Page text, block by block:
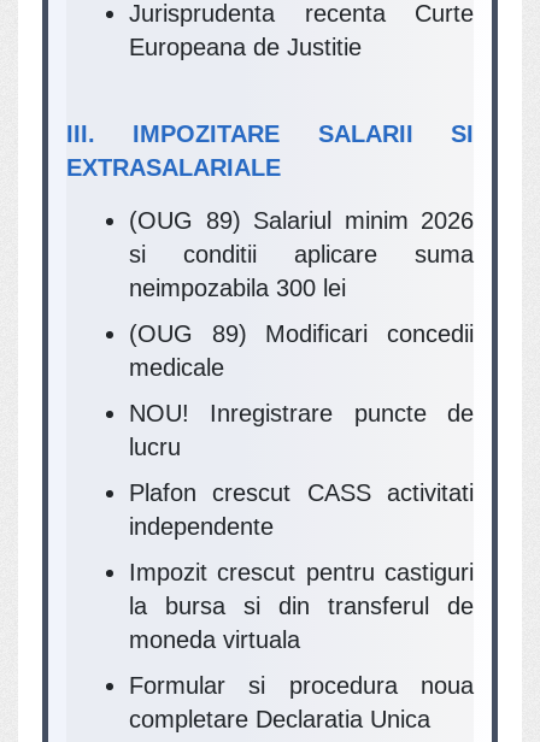
Jurisprudenta recenta Curte
Europeana de Justitie
III. IMPOZITARE SALARII SI
EXTRASALARIALE
(OUG 89) Salariul minim 2026
si conditii aplicare suma
neimpozabila 300 lei
(OUG 89) Modificari concedii
medicale
NOU! Inregistrare puncte de
lucru
Plafon crescut CASS activitati
independente
Impozit crescut pentru castiguri
la bursa si din transferul de
moneda virtuala
Formular si procedura noua
completare Declaratia Unica